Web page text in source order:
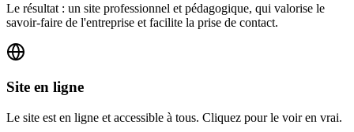
Le résultat : un site professionnel et pédagogique, qui valorise le
savoir-faire de l'entreprise et facilite la prise de contact.
Site en ligne
Le site est en ligne et accessible à tous. Cliquez pour le voir en vrai.